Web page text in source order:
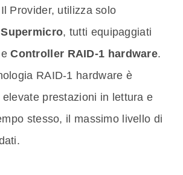
Provider, utilizza solo
Supermicro, tutti equipaggiati
eController RAID-1 hardware.
RAID-1 hardware è
prestazioni in lettura e
stesso, il massimo livello di